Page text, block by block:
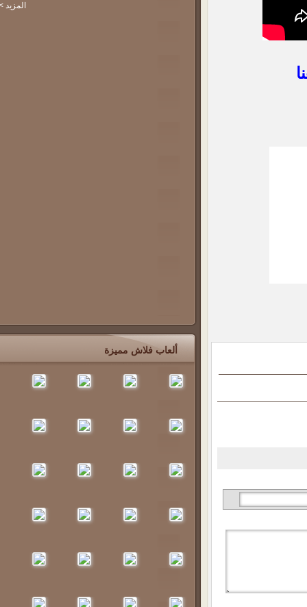
المزيد >>
ألعاب فلاش مميزة